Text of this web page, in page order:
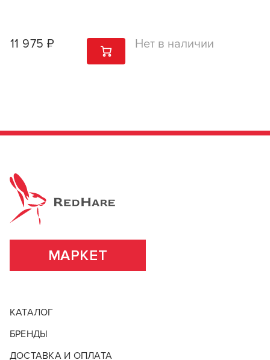
11 975 ₽ 1 ШТ Нет в наличии
МАРКЕТ
КАТАЛОГ
БРЕНДЫ
ДОСТАВКА И ОПЛАТА